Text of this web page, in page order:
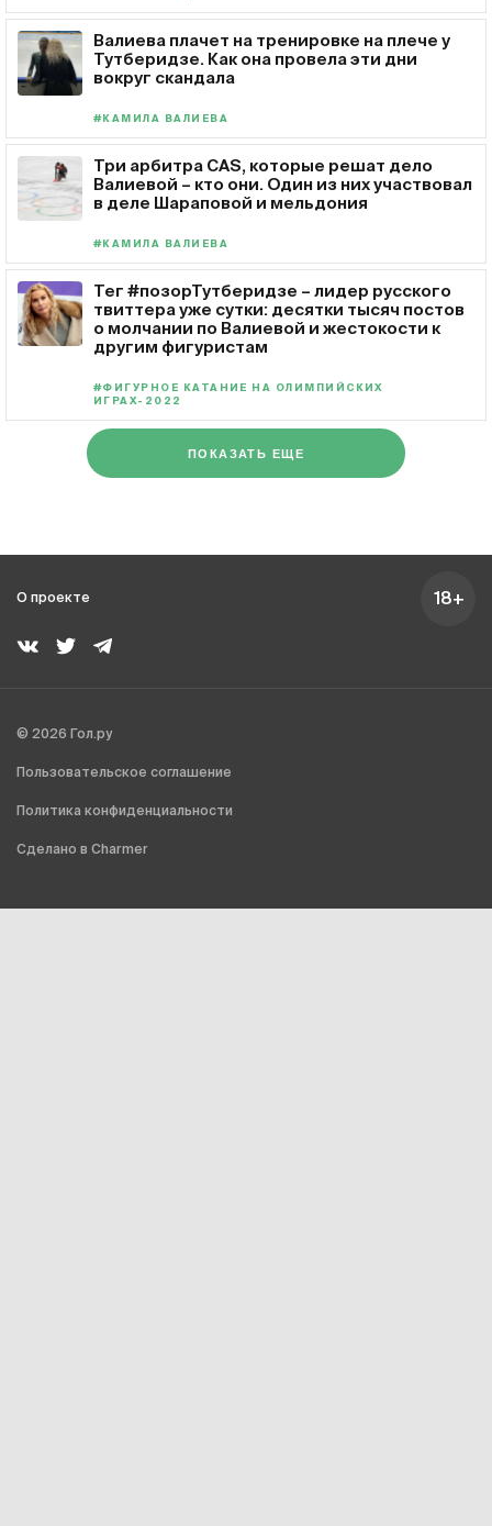
Валиева плачет на тренировке на плече у
Тутберидзе. Как она провела эти дни
вокруг скандала
#КАМИЛА ВАЛИЕВА
Три арбитра CAS, которые решат дело
Валиевой – кто они. Один из них участвовал
в деле Шараповой и мельдония
#КАМИЛА ВАЛИЕВА
Тег #позорТутберидзе – лидер русского
твиттера уже сутки: десятки тысяч постов
о молчании по Валиевой и жестокости к
другим фигуристам
#ФИГУРНОЕ КАТАНИЕ НА ОЛИМПИЙСКИХ
ИГРАХ-2022
ПОКАЗАТЬ ЕЩЕ
О проекте 18+
© 2026 Гол.ру
Пользовательское соглашение
Политика конфиденциальности
Сделано в Charmer